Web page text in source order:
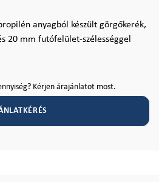
anyagból készült görgőkerék,
20 mm futófelület-szélességgel
Kérjen árajánlatot most.